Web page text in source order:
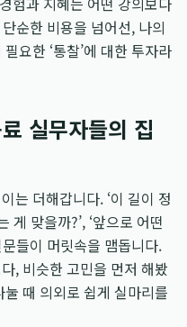
순한 비용을 넘어선, 나의
요한 ‘통찰’에 대한 투자라
실무자들의 집
는 더해갑니다. ‘이 길이 정
게 맞을까?’, ‘앞으로 어떤
들이 머릿속을 맴돕니다.
, 비슷한 고민을 먼저 해봤
때 의외로 쉽게 실마리를